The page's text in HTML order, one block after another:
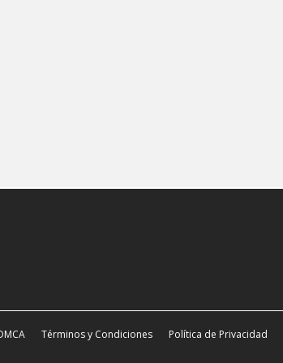
Términos y Condiciones Política de Privacidad